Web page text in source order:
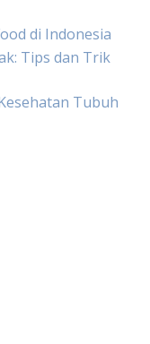
di Indonesia
Tips dan Trik
Tubuh